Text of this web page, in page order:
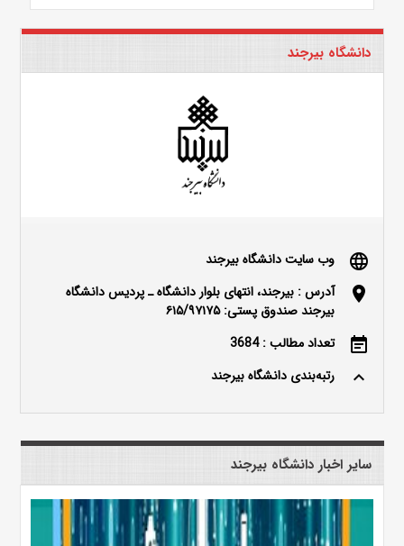
دانشگاه بیرجند
language وب سایت دانشگاه بیرجند
location_on
آدرس : بیرجند، انتهای بلوار دانشگاه ـ پردیس دانشگاه
بیرجند صندوق پستی: ۶۱۵/۹۷۱۷۵
event_note تعداد مطالب : 3684
keyboard_arrow_up رتبه‌بندی دانشگاه بیرجند
سایر اخبار دانشگاه بیرجند